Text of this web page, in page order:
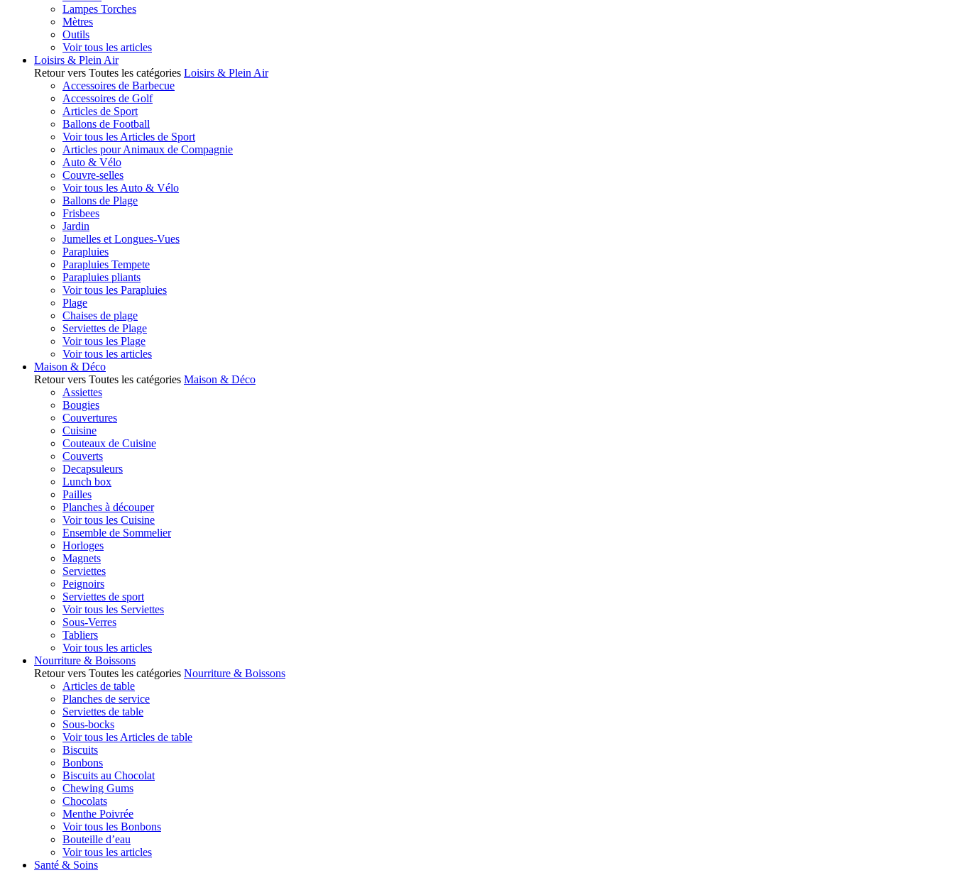
Lampes Torches
Mètres
Outils
Voir tous les articles
Loisirs & Plein Air
Retour vers Toutes les catégories Loisirs & Plein Air
Accessoires de Barbecue
Accessoires de Golf
Articles de Sport
Ballons de Football
Voir tous les Articles de Sport
Articles pour Animaux de Compagnie
Auto & Vélo
Couvre-selles
Voir tous les Auto & Vélo
Ballons de Plage
Frisbees
Jardin
Jumelles et Longues-Vues
Parapluies
Parapluies Tempete
Parapluies pliants
Voir tous les Parapluies
Plage
Chaises de plage
Serviettes de Plage
Voir tous les Plage
Voir tous les articles
Maison & Déco
Retour vers Toutes les catégories Maison & Déco
Assiettes
Bougies
Couvertures
Cuisine
Couteaux de Cuisine
Couverts
Decapsuleurs
Lunch box
Pailles
Planches à découper
Voir tous les Cuisine
Ensemble de Sommelier
Horloges
Magnets
Serviettes
Peignoirs
Serviettes de sport
Voir tous les Serviettes
Sous-Verres
Tabliers
Voir tous les articles
Nourriture & Boissons
Retour vers Toutes les catégories Nourriture & Boissons
Articles de table
Planches de service
Serviettes de table
Sous-bocks
Voir tous les Articles de table
Biscuits
Bonbons
Biscuits au Chocolat
Chewing Gums
Chocolats
Menthe Poivrée
Voir tous les Bonbons
Bouteille d’eau
Voir tous les articles
Santé & Soins